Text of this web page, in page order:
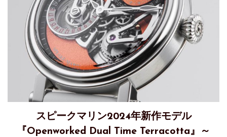
スピークマリン2024年新作モデル
『Openworked Dual Time Terracotta』～